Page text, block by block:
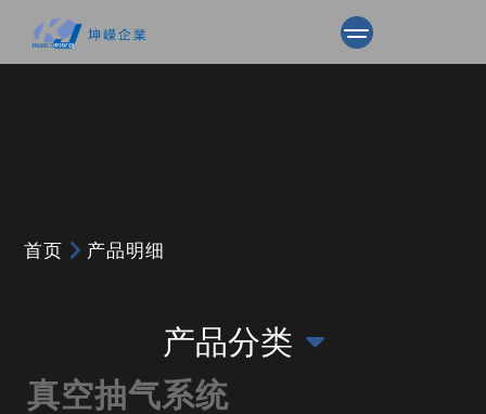
首页 产品明细
产品分类
真空抽气系统